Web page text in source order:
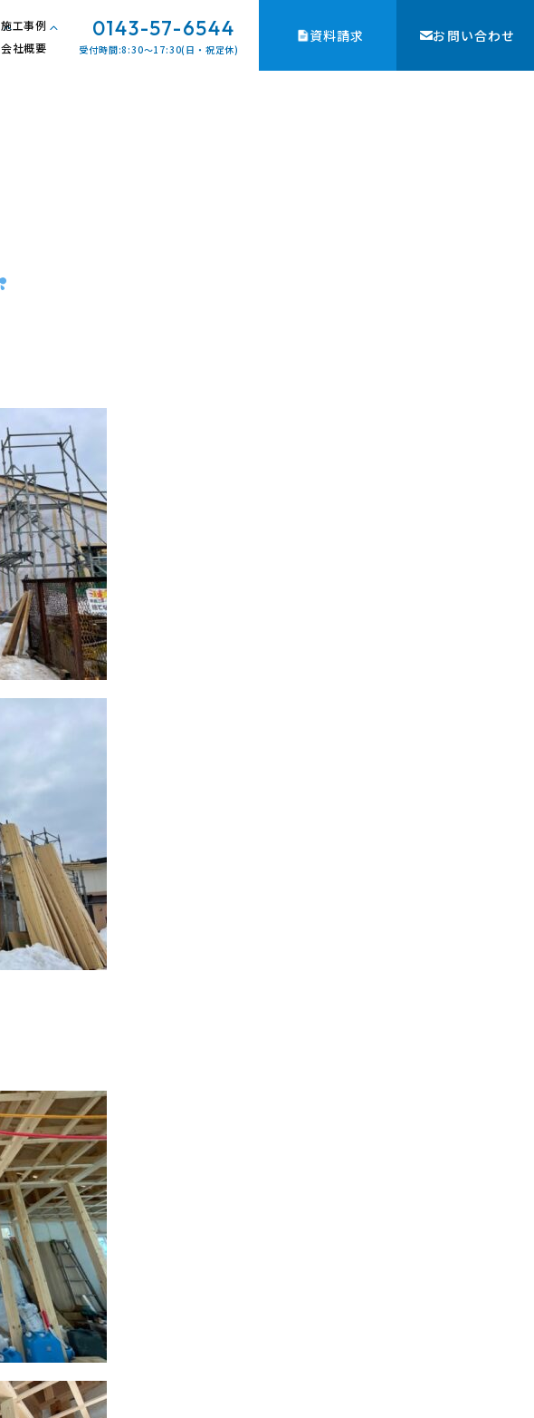
施工事例
会社概要
0143-57-6544
受付時間:8:30〜17:30(日・祝定休)
資料請求 お問い合わせ